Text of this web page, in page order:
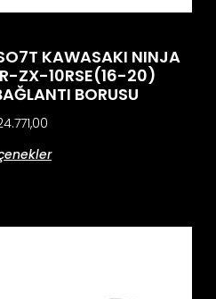
KAWASAKI NINJA
ZX-10RSE(16-20)
BORUSU